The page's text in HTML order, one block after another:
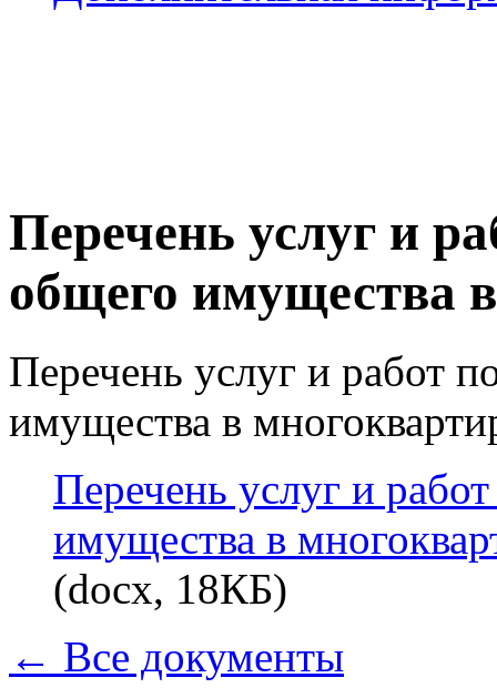
Перечень услуг и
общего имущества
Перечень услуг и работ
имущества в
Перечень услуг и
имущества в
(docx, 18КБ)
← Все документы